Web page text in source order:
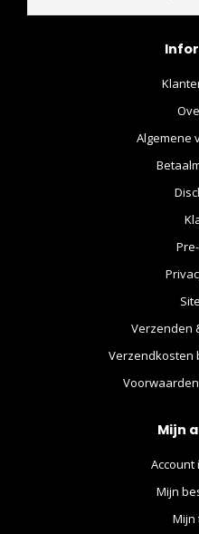
Algemene
Verzenden
Verzendkosten
Mijn
Mijn
Mijn